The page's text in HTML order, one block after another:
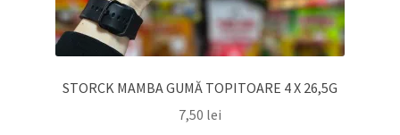
STORCK MAMBA GUMĂ TOPITOARE 4 X 26,5G
7,50 lei